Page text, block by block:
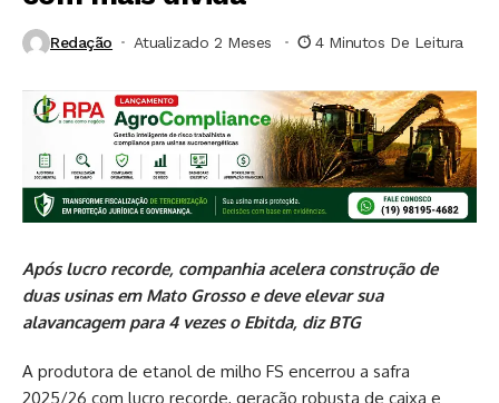
Redação Atualizado 2 Meses ⁮ 4 Minutos De Leitura
Após lucro recorde, companhia acelera construção de
duas usinas em Mato Grosso e deve elevar sua
alavancagem para 4 vezes o Ebitda, diz BTG
A produtora de etanol de milho FS encerrou a safra
2025/26 com lucro recorde, geração robusta de caixa e